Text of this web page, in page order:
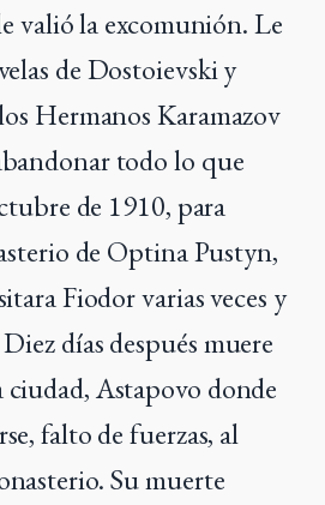
valió la excomunión. Le
de Dostoievski y
Hermanos Karamazov
todo lo que
de 1910, para
de Optina Pustyn,
Fiodor varias veces y
días después muere
Astapovo donde
falto de fuerzas, al
Su muerte